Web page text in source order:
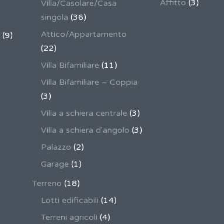
(9)
Villa/Casolare/Casa
singola (36)
Attico/Appartamento
(22)
Villa Bifamiliare (11)
Villa Bifamiliare – Coppia
(3)
Villa a schiera centrale (3)
Villa a schiera d'angolo (3)
Palazzo (2)
Garage (1)
Terreno (18)
Lotti edificabili (14)
Terreni agricoli (4)
Affitto (3)